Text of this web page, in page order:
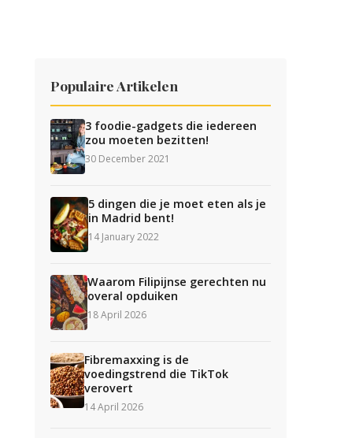
Populaire Artikelen
3 foodie-gadgets die iedereen
zou moeten bezitten!
30 December 2021
5 dingen die je moet eten als je
in Madrid bent!
14 January 2022
Waarom Filipijnse gerechten nu
overal opduiken
18 April 2026
Fibremaxxing is de
voedingstrend die TikTok
verovert
14 April 2026